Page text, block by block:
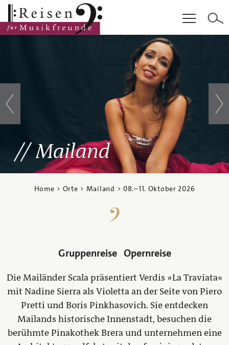
Hauptinhalt Fußzeile Cookie-Einstellungen
Mailand
Home > Orte > Mailand > 08.–11. Oktober 2026
Gruppenreise Opernreise
Die Mailänder Scala präsentiert Verdis »La Traviata«
mit Nadine Sierra als Violetta an der Seite von Piero
Pretti und Boris Pinkhasovich. Sie entdecken
Mailands historische Innenstadt, besuchen die
berühmte Pinakothek Brera und unternehmen eine